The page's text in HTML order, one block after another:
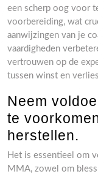
een scherp oog voor
voorbereiding, wat
aanwijzingen van je
vaardigheden
vertrouwen op de
tussen winst en
Neem
te
herstellen.
Het is essentieel om
MMA, zowel om